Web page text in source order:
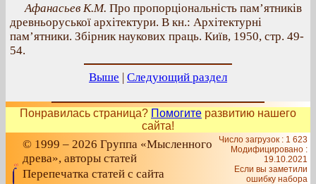
Афанасьев К.М. Про пропорціональність пам’ятників
древньоруської архітектури. В кн.: Архітектурні
пам’ятники. Збірник наукових праць. Київ, 1950, стр. 49-
54.
Выше | Следующий раздел
Понравилась страница? Помогите развитию нашего
сайта!
© 1999 – 2026 Группа «Мысленного
древа», авторы статей
Перепечатка статей с сайта
Число загрузок : 1 623
Модифицировано :
19.10.2021
Если вы заметили
ошибку набора